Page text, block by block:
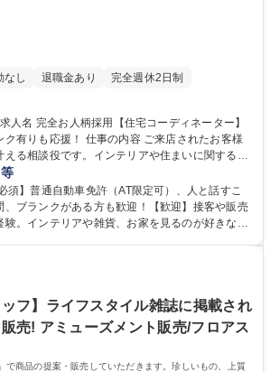
なし 退職金あり 完全週休2日制
の内容 ご来店されたお客様
える相談役です。インテリアや住まいに関するご
イフスタイルに合わせた提案を行います。飛び
との対話を重視し、家具や雑
「上質な暮らし」をプロデュースします。入社後
導するため、正社員経験がない方やブランクが
成長できる環境です。 募集職種 完全お
ーター】正社員デビュー・ブランク有りも応
須】普通自動車免許（AT限定可）、人と話すこ
、ブランクがある方も歓迎！【歓迎】接客や販売
。インテリアや雑貨、お家を見るのが好きな
く、生活を楽しむモノやコトをトータルで提案
ており、顧客層から長く愛され続けています。
く、お客様一人ひとりに寄り添った誠実な提案が
種運転免許普通自動車
フ】ライフスタイル雑誌に掲載され
売! アミューズメント販売/フロアス
で商品の提案・販売していただきます。珍しいもの、上質